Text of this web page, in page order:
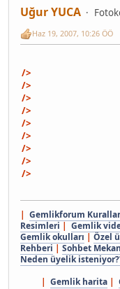
Uğur YUCA
Haz 19, 2007, 10:26 ÖÖ
/>
/>
/>
/>
/>
/>
/>
/>
/>
| Gemlikforum
Resimleri | Gemlik
Gemlik okulları | Özel
Rehberi | Sohbet
Neden üyelik
| Gemlik harita |